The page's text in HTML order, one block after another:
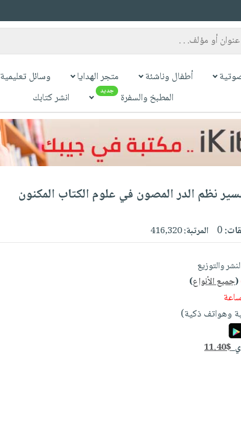
أطفال وناشئة متجر الهدايا وسائل تعليمية
المطبخ والسفرة جديد انشر كتابك
نظم الدر المصون في علوم الكتاب المكنون
0 المرتبة:416,320
والتوزيع
(جميع الأنواع)
وهواتف ذكية)
11.40$